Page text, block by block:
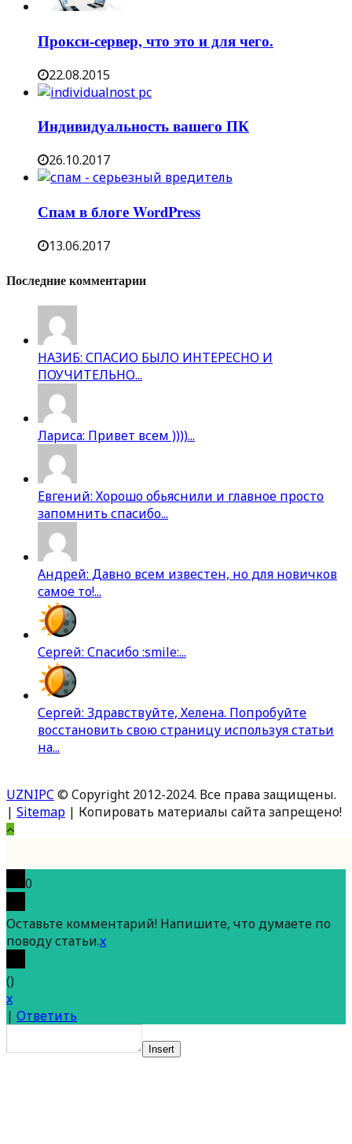
Прокси-сервер, что это и для чего.
22.08.2015
Индивидуальность вашего ПК
26.10.2017
Спам в блоге WordPress
13.06.2017
Последние комментарии
НАЗИБ: СПАСИО БЫЛО ИНТЕРЕСНО И
ПОУЧИТЕЛЬНО...
Лариса: Привет всем ))))...
Евгений: Хорошо обьяснили и главное просто
запомнить спасибо...
Андрей: Давно всем известен, но для новичков
самое то!...
Сергей: Спасибо :smile:...
Сергей: Здравствуйте, Хелена. Попробуйте
восстановить свою страницу используя статьи
на...
UZNIPC © Copyright 2012-2024. Все права защищены.
| Sitemap | Копировать материалы сайта запрещено!
Вверх
0
Оставьте комментарий! Напишите, что думаете по
поводу статьи.x
()
x
| Ответить
Insert